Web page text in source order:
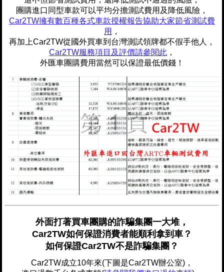
團購進口同型車款可以平均分擔測試費用及降低風險，
Car2TW擁有數百種各式車款授權報告協助大家節省測試費
用 ，
再加上Car2TW從國外買車到台灣測試領牌都不假手他人，
Car2TW服務項目及評價請參閱此 ，
外匯車團購費用當然可以保證最低價錢！
外面打著買車團購的詐騙集團一大堆，
Car2TW如何保證消費者能順利拿到車？
如何保證Car2TW不是詐騙集團？
Car2TW成立10年來(下圖是Car2TW辦公室)，